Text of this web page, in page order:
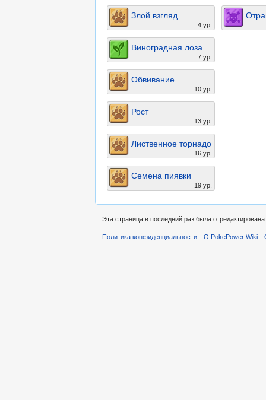
Злой взгляд
4 ур.
Виноградная лоза
7 ур.
Обвивание
10 ур.
Рост
13 ур.
Лиственное торнадо
16 ур.
Семена пиявки
19 ур.
Эта страница в последний раз была
Политика конфиденциальности О PokePower Wiki